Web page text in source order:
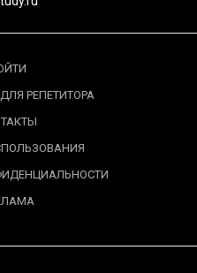
РЕПЕТИТОРА